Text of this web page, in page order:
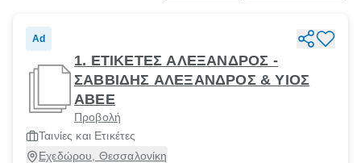
Ad
1. ΕΤΙΚΕΤΕΣ ΑΛΕΞΑΝΔΡΟΣ -
ΣΑΒΒΙΔΗΣ ΑΛΕΞΑΝΔΡΟΣ & ΥΙΟΣ
ΑΒΕΕ
Προβολή
Ταινίες και Ετικέτες
Εχεδώρου, Θεσσαλονίκη